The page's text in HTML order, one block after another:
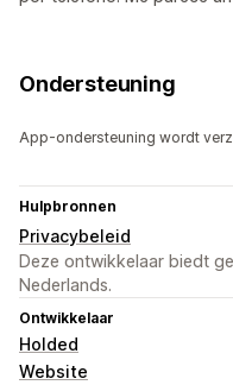
Ondersteuning
App-ondersteuning wordt
Hulpbronnen
Privacybeleid
Deze ontwikkelaar biedt
Nederlands.
Ontwikkelaar
Holded
Website